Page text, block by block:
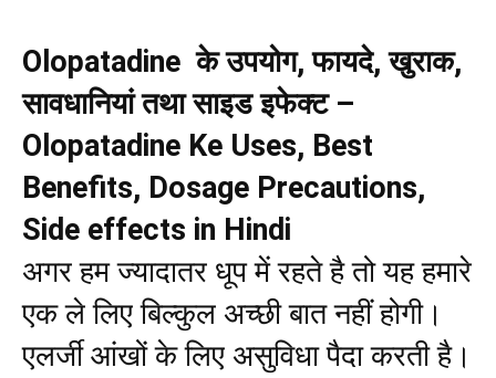
Olopatadine के उपयोग, फायदे, खुराक,
सावधानियां तथा साइड इफेक्ट –
Olopatadine Ke Uses, Best
Benefits, Dosage Precautions,
Side effects in Hindi
अगर हम ज्यादातर धूप में रहते है तो यह हमारे
एक ले लिए बिल्कुल अच्छी बात नहीं होगी।
एलर्जी आंखों के लिए असुविधा पैदा करती है।